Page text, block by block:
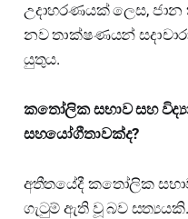
උදාහරණයක් ලෙස,
නව තාක්ෂණයන්
යුතුය.
කතෝලික සභාව සහ
සහයෝගීතාවක්ද?
අතීතයේදී කතෝලික
ගැටුම් ඇති වූ බව සත්‍යයකි.